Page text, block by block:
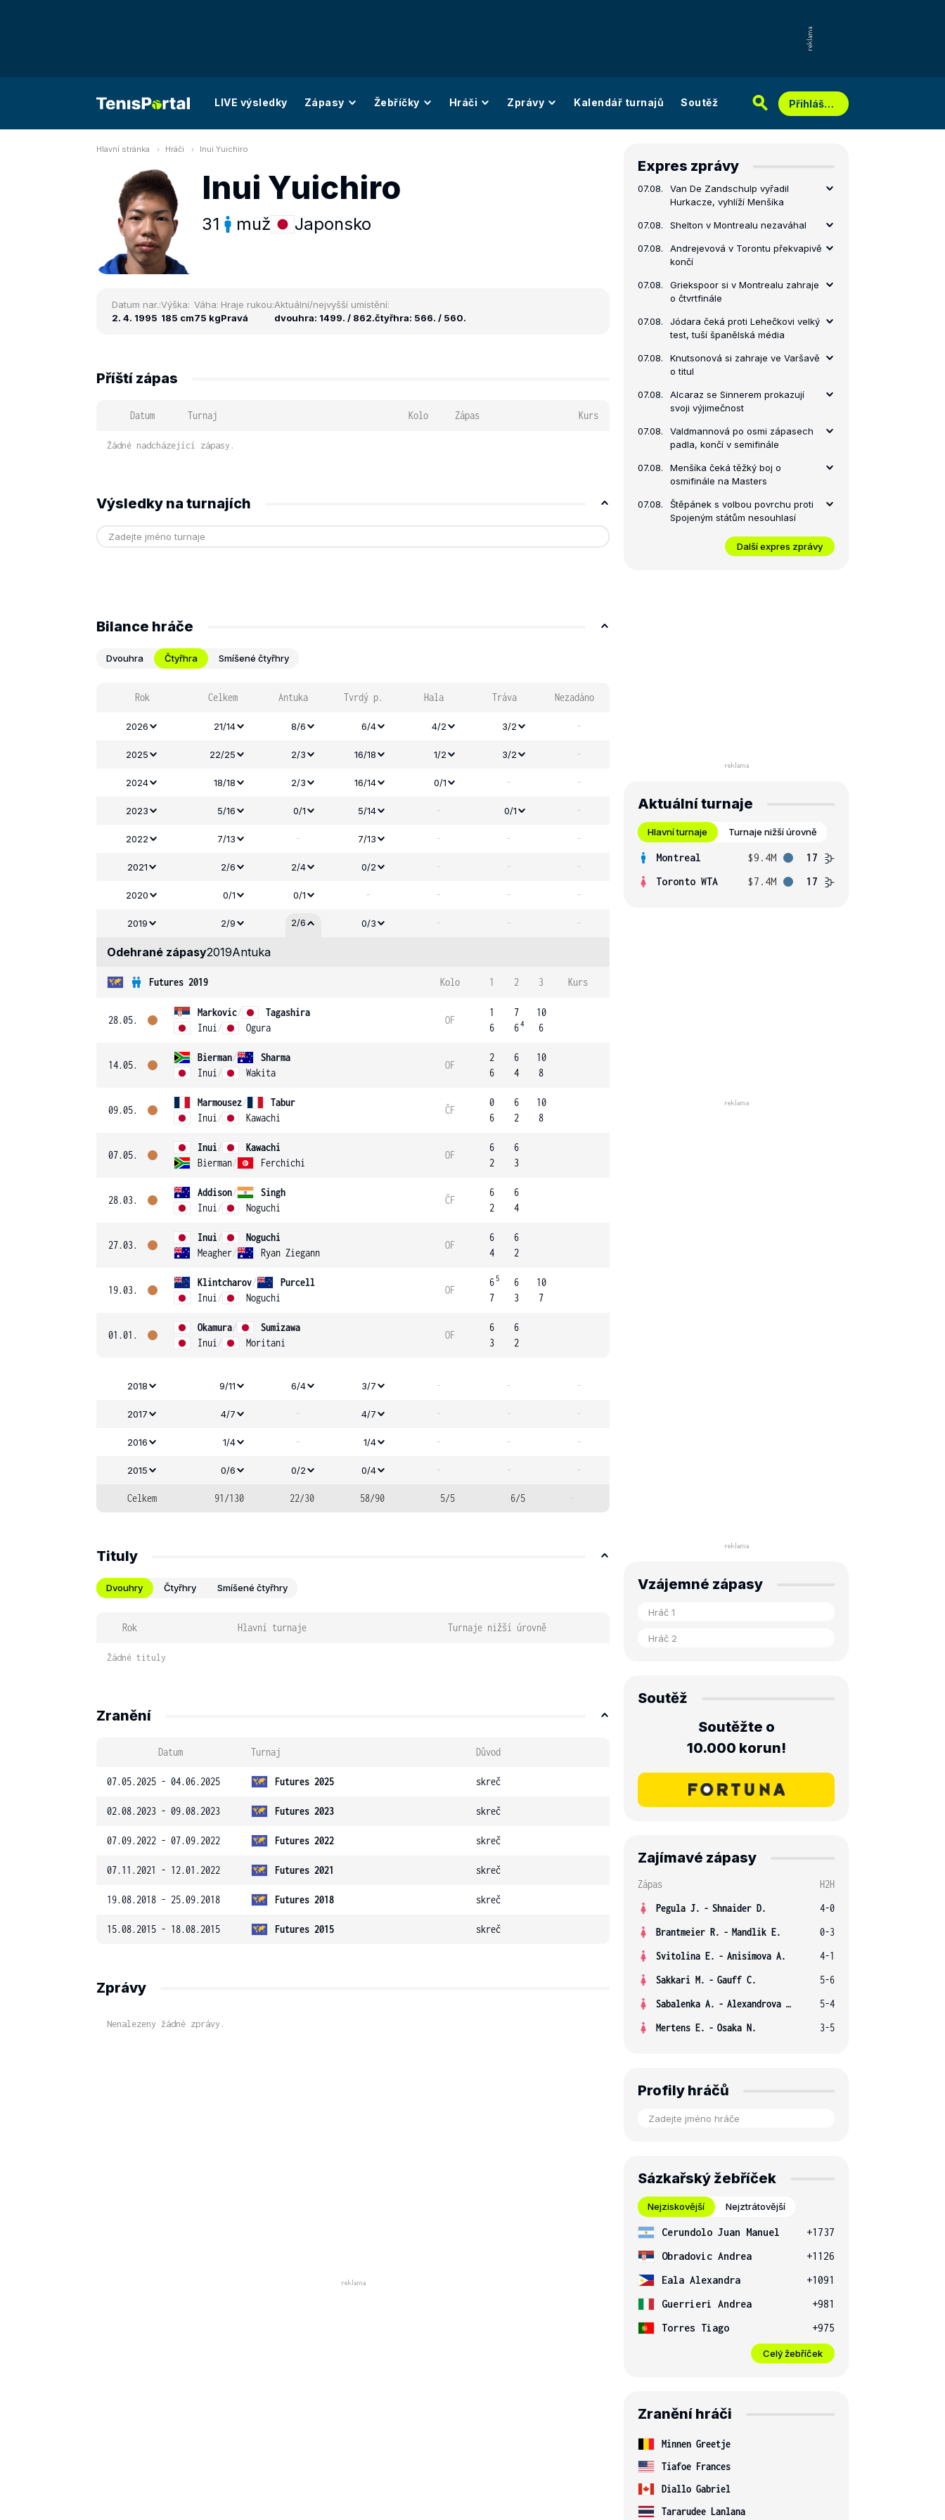
LIVE výsledky Zápasy Žebříčky Hráči Zprávy Kalendář turnajů Soutěž Přihlášení
Hlavní stránka Hráči Inui Yuichiro
Inui Yuichiro
31 muž Japonsko
Datum nar.:
2. 4. 1995
Výška:
185 cm
Váha:
75 kg
Hraje rukou:
Pravá
Aktuální/nejvyšší umístění:
dvouhra: 1499. / 862.čtyřhra: 566. / 560.
Příští zápas
Datum Turnaj Kolo Zápas Kurs
Žádné nadcházející zápasy.
Výsledky na turnajích
Bilance hráče
Dvouhra Čtyřhra Smíšené čtyřhry
Rok Celkem Antuka Tvrdý p. Hala Tráva Nezadáno
2026 21/14 8/6 6/4 4/2 3/2 -
2025 22/25 2/3 16/18 1/2 3/2 -
2024 18/18 2/3 16/14 0/1 - -
2023 5/16 0/1 5/14 - 0/1 -
2022 7/13 - 7/13 - - -
2021 2/6 2/4 0/2 - - -
2020 0/1 0/1 - - - -
2019 2/9 2/6 0/3 - - -
Odehrané zápasy2019Antuka
Futures 2019 Kolo 1 2 3 Kurs
28.05.
Markovic/
Tagashira
Inui / Ogura
OF
1
6
7
64
10
6
14.05.
Bierman/
Sharma
Inui / Wakita
OF
2
6
6
4
10
8
09.05.
Marmousez/
Tabur
Inui / Kawachi
ČF
0
6
6
2
10
8
07.05.
Inui/
Kawachi
Bierman/ Ferchichi
OF
6
2
6
3
28.03.
Addison/
Singh
Inui / Noguchi
ČF
6
2
6
4
27.03.
Inui/
Noguchi
Meagher/ Ryan Ziegann
OF
6
4
6
2
19.03.
Klintcharov/
Purcell
Inui / Noguchi
OF
6 5
7
6
3
10
7
01.01.
Okamura/
Sumizawa
Inui / Moritani
OF
6
3
6
2
2018 9/11 6/4 3/7 - - -
2017 4/7 - 4/7 - - -
2016 1/4 - 1/4 - - -
2015 0/6 0/2 0/4 - - -
Celkem 91/130 22/30 58/90 5/5 6/5 -
Tituly
Dvouhry Čtyřhry Smíšené čtyřhry
Rok Hlavní turnaje Turnaje nižší úrovně
Žádné tituly
Zranění
Datum Turnaj Důvod
07.05.2025 - 04.06.2025 Futures 2025 skreč
02.08.2023 - 09.08.2023 Futures 2023 skreč
07.09.2022 - 07.09.2022 Futures 2022 skreč
07.11.2021 - 12.01.2022 Futures 2021 skreč
19.08.2018 - 25.09.2018 Futures 2018 skreč
15.08.2015 - 18.08.2015 Futures 2015 skreč
Zprávy
Nenalezeny žádné zprávy.
Expres zprávy
07.08.
Van De Zandschulp vyřadil
Hurkacze, vyhlíží Menšíka
07.08. Shelton v Montrealu nezaváhal
07.08.
Andrejevová v Torontu překvapivě
končí
07.08.
Griekspoor si v Montrealu zahraje
o čtvrtfinále
07.08.
Jódara čeká proti Lehečkovi velký
test, tuší španělská média
07.08.
Knutsonová si zahraje ve Varšavě
o titul
07.08.
Alcaraz se Sinnerem prokazují
svoji výjimečnost
07.08.
Valdmannová po osmi zápasech
padla, končí v semifinále
07.08.
Menšíka čeká těžký boj o
osmifinále na Masters
07.08.
Štěpánek s volbou povrchu proti
Spojeným státům nesouhlasí
Další expres zprávy
Aktuální turnaje
Hlavní turnaje Turnaje nižší úrovně
Montreal $9.4M
17
Toronto WTA
$7.4M 17
Vzájemné zápasy
Soutěž
Soutěžte o
10.000 korun!
Zajímavé zápasy
Zápas
H2H
Pegula J. - Shnaider D.
4-0
Brantmeier R. - Mandlik E.
0-3
Svitolina E. - Anisimova A.
4-1
Sakkari M. - Gauff C.
5-6
Sabalenka A. - Alexandrova E.
5-4
Mertens E. - Osaka N. 3-5
Profily hráčů
Sázkařský žebříček
Nejziskovější Nejztrátovější
Cerundolo Juan Manuel
+1737
Obradovic Andrea
+1126
Eala Alexandra
+1091
Guerrieri Andrea
+981
Torres Tiago
+975
Celý žebříček
Zranění hráči
Minnen Greetje
Tiafoe Frances
Diallo Gabriel
Tararudee Lanlana